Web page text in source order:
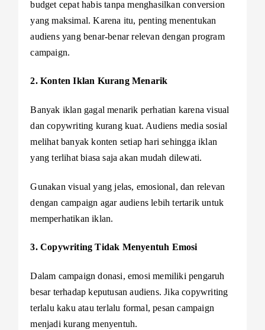
budget cepat habis tanpa menghasilkan conversion
yang maksimal. Karena itu, penting menentukan
audiens yang benar-benar relevan dengan program
campaign.
2. Konten Iklan Kurang Menarik
Banyak iklan gagal menarik perhatian karena visual
dan copywriting kurang kuat. Audiens media sosial
melihat banyak konten setiap hari sehingga iklan
yang terlihat biasa saja akan mudah dilewati.
Gunakan visual yang jelas, emosional, dan relevan
dengan campaign agar audiens lebih tertarik untuk
memperhatikan iklan.
3. Copywriting Tidak Menyentuh Emosi
Dalam campaign donasi, emosi memiliki pengaruh
besar terhadap keputusan audiens. Jika copywriting
terlalu kaku atau terlalu formal, pesan campaign
menjadi kurang menyentuh.